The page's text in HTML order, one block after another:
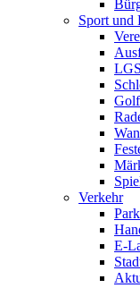
Sport und
Verkehr
E-